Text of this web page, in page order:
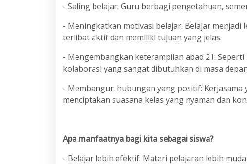
- Saling belajar: Guru berbagi pengetahuan,
- Meningkatkan motivasi belajar: Belajar menjadi
terlibat aktif dan memiliki tujuan yang jelas.
- Mengembangkan keterampilan abad 21:
kolaborasi yang sangat dibutuhkan di masa
- Membangun hubungan yang positif: Kerjasama
menciptakan suasana kelas yang nyaman dan
Apa manfaatnya bagi kita sebagai siswa?
- Belajar lebih efektif: Materi pelajaran lebih